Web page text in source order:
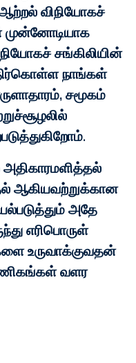
ஆற்றல் விநியோகச்
முன்னோடியாக
சங்கிலியின்
நாங்கள்
சமூகம்
அதிகாரமளித்தல்
ஆகியவற்றுக்கான
அதே
எரிபொருள்
உருவாக்குவதன்
வளர